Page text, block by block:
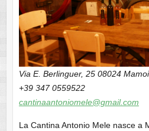
Via E. Berlinguer, 25 08024
+39 347 0559522
cantinaantoniomele@gmail.com
La Cantina Antonio Mele nasce a